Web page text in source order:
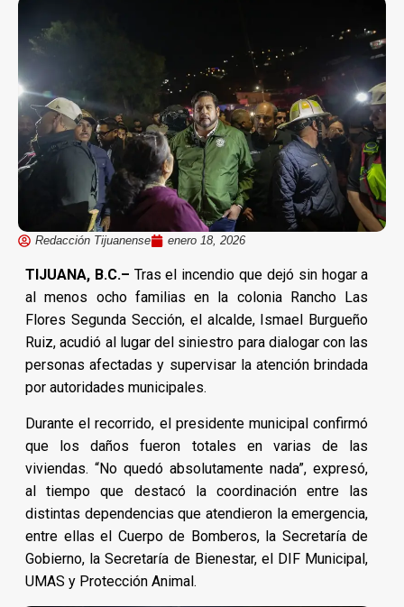
Redacción Tijuanense enero 18, 2026
TIJUANA, B.C.– Tras el incendio que dejó sin hogar a
al menos ocho familias en la colonia Rancho Las
Flores Segunda Sección, el alcalde, Ismael Burgueño
Ruiz, acudió al lugar del siniestro para dialogar con las
personas afectadas y supervisar la atención brindada
por autoridades municipales.
Durante el recorrido, el presidente municipal confirmó
que los daños fueron totales en varias de las
viviendas. “No quedó absolutamente nada”, expresó,
al tiempo que destacó la coordinación entre las
distintas dependencias que atendieron la emergencia,
entre ellas el Cuerpo de Bomberos, la Secretaría de
Gobierno, la Secretaría de Bienestar, el DIF Municipal,
UMAS y Protección Animal.